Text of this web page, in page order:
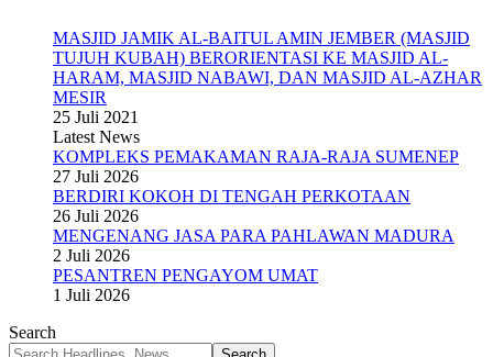
MASJID JAMIK AL-BAITUL AMIN JEMBER (MASJID
TUJUH KUBAH) BERORIENTASI KE MASJID AL-
HARAM, MASJID NABAWI, DAN MASJID AL-AZHAR
MESIR
25 Juli 2021
Latest News
KOMPLEKS PEMAKAMAN RAJA-RAJA SUMENEP
27 Juli 2026
BERDIRI KOKOH DI TENGAH PERKOTAAN
26 Juli 2026
MENGENANG JASA PARA PAHLAWAN MADURA
2 Juli 2026
PESANTREN PENGAYOM UMAT
1 Juli 2026
Search